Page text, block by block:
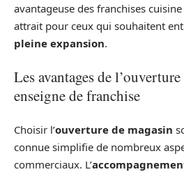
avantageuse des franchises
attrait pour ceux qui souhaitent
pleine expansion.
Les avantages de
enseigne de franchise
Choisir l’ouverture de magasin
connue simplifie de nombreux
commerciaux. L’